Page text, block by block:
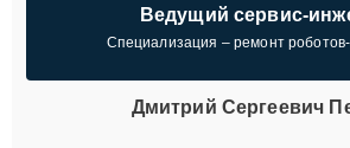
Ведущий сервис-
Специализация – ремонт
Дмитрий Сергеевич